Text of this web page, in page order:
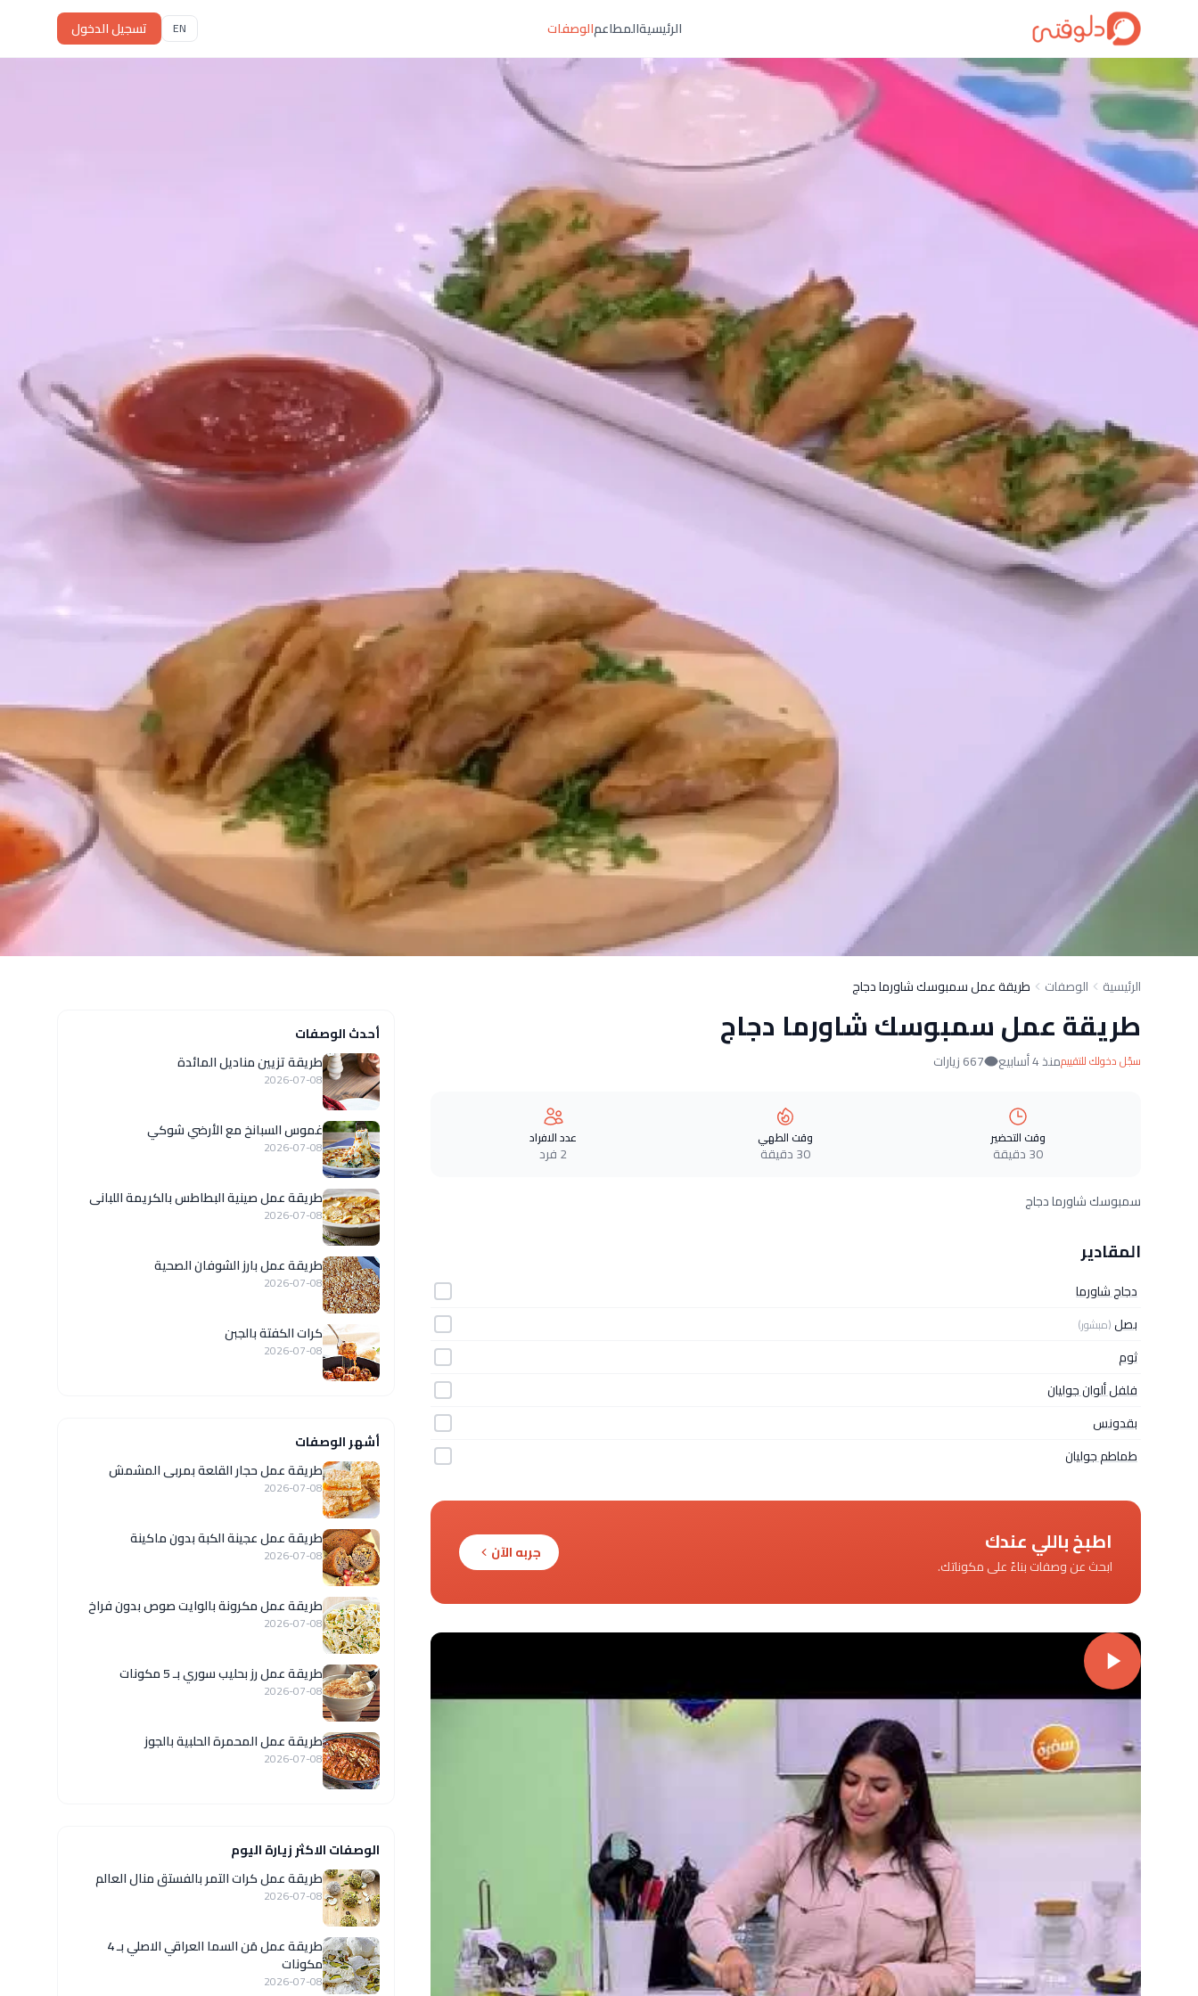
الرئيسيةالمطاعمالوصفات EN تسجيل الدخول
الرئيسية الوصفات طريقة عمل سمبوسك شاورما دجاج
طريقة عمل سمبوسك شاورما دجاج
سجّل دخولك للتقييممنذ 4 أسابيع 667 زيارات
وقت التحضير
30 دقيقة
وقت الطهي
30 دقيقة
عدد الافراد
2 فرد
سمبوسك شاورما دجاج
المقادير
دجاج شاورما
بصل(مبشور)
ثوم
فلفل ألوان جوليان
بقدونس
طماطم جوليان
اطبخ باللي عندك
ابحث عن وصفات بناءً على مكوناتك.
جربه الآن
أحدث الوصفات
طريقة تزيين مناديل المائدة
2026-07-08
غموس السبانخ مع الأرضي شوكي
2026-07-08
طريقة عمل صينية البطاطس بالكريمة اللبانى
2026-07-08
طريقة عمل بارز الشوفان الصحية
2026-07-08
كرات الكفتة بالجبن
2026-07-08
أشهر الوصفات
طريقة عمل حجار القلعة بمربى المشمش
2026-07-08
طريقة عمل عجينة الكبة بدون ماكينة
2026-07-08
طريقة عمل مكرونة بالوايت صوص بدون فراخ
2026-07-08
طريقة عمل رز بحليب سوري بـ 5 مكونات
2026-07-08
طريقة عمل المحمرة الحلبية بالجوز
2026-07-08
الوصفات الاكثر زيارة اليوم
طريقة عمل كرات التمر بالفستق منال العالم
2026-07-08
طريقة عمل مَن السما العراقي الاصلي بـ 4
مكونات
2026-07-08